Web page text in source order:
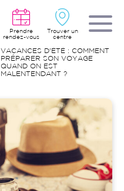
Prendre
rendez-vous
Trouver un
centre
VACANCES D'ÉTÉ : COMMENT
PRÉPARER SON VOYAGE
QUAND ON EST
MALENTENDANT ?